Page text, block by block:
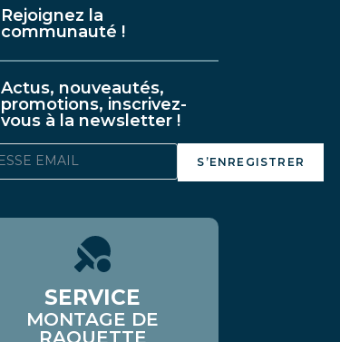
Rejoignez la
communauté !
Actus, nouveautés,
promotions, inscrivez-
vous à la newsletter !
S’ENREGISTRER
SERVICE
MONTAGE DE
RAQUETTE